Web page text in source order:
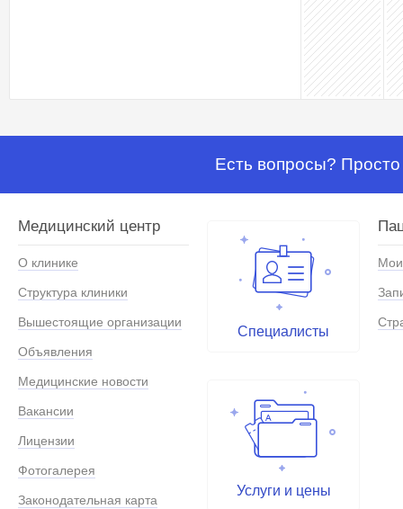
Есть вопросы?
Медицинский центр
О клинике
Структура клиники
Вышестоящие организации
Объявления
Медицинские новости
Вакансии
Лицензии
Фотогалерея
Законодательная карта
Специалисты
Услуги и цены